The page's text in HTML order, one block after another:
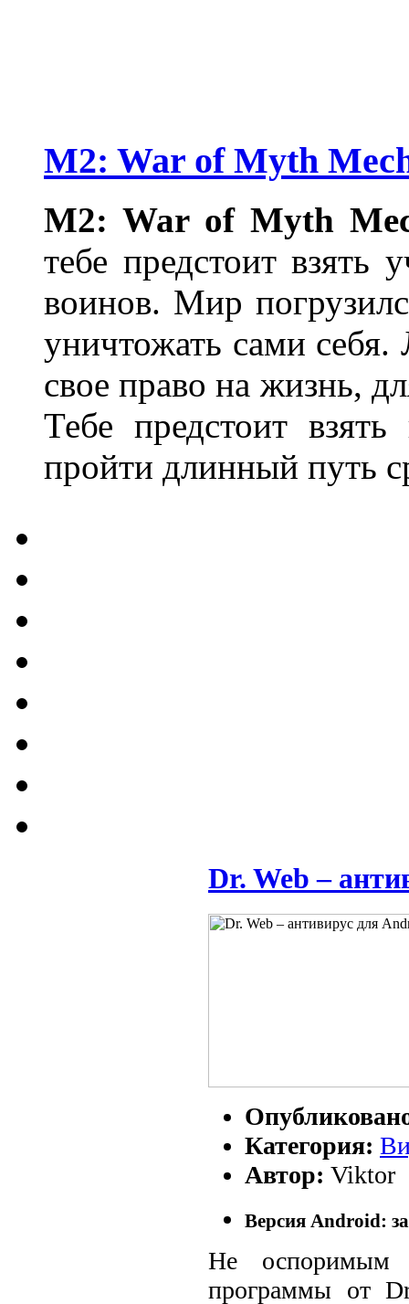
M2: War of Myth
M2: War of Myth
тебе предстоит взять
воинов. Мир
уничтожать сами
свое право на жизнь,
Тебе предстоит
пройти длинный путь
Dr. Web –
Категория:
Автор: Viktor
Версия Android:
Не оспоримым
программы от